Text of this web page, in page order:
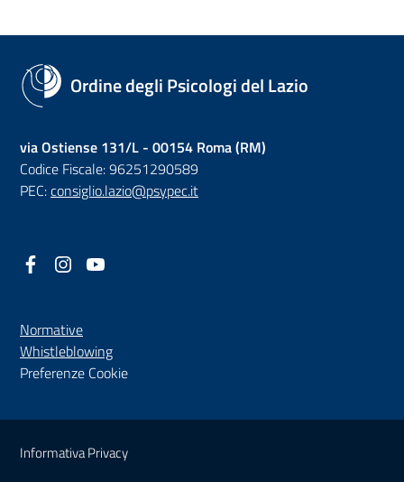
Ordine degli Psicologi del Lazio
via Ostiense 131/L - 00154 Roma (RM)
Codice Fiscale: 96251290589
PEC:consiglio.lazio@psypec.it
Facebook
(nuova scheda - new tab)
Instagram
(nuova scheda - new tab)
Normative
Whistleblowing(nuova scheda - new tab)
Preferenze Cookie
Sezione Link Utili
Informativa Privacy